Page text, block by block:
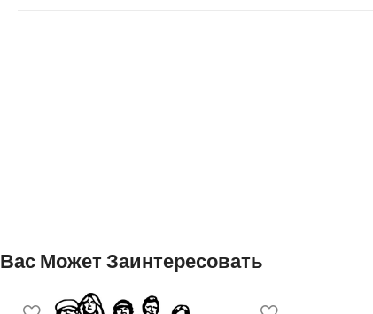
Вас Может Заинтересовать